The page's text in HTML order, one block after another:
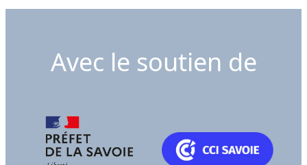
Avec le soutien de